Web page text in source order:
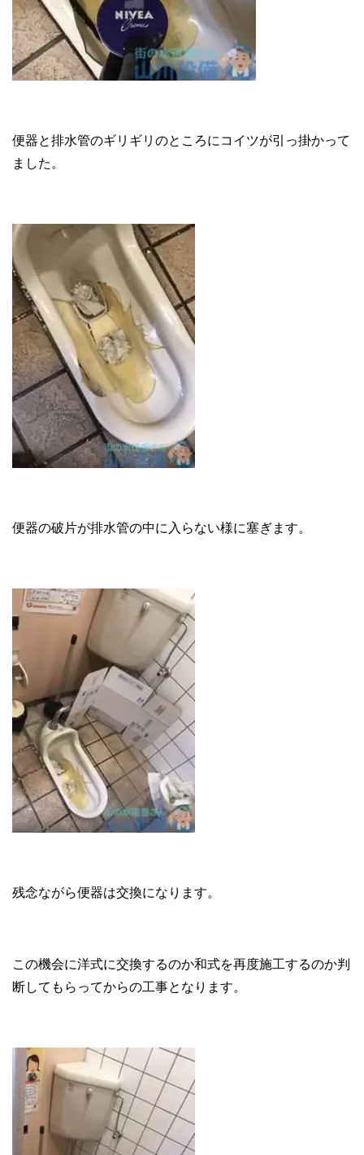
便器と排水管のギリギリのところにコイツが引っ掛かって
ました。
便器の破片が排水管の中に入らない様に塞ぎます。
残念ながら便器は交換になります。
この機会に洋式に交換するのか和式を再度施工するのか判
断してもらってからの工事となります。